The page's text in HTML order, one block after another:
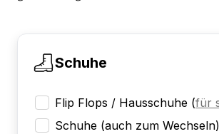
Schuhe
Flip Flops / Hausschuhe (für
Schuhe (auch zum Wechseln)